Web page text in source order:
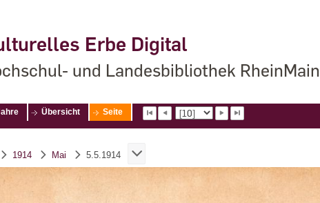
Erbe Digital
und Landesbibliothek RheinMain
Übersicht Seite
1914 Mai 5.5.1914